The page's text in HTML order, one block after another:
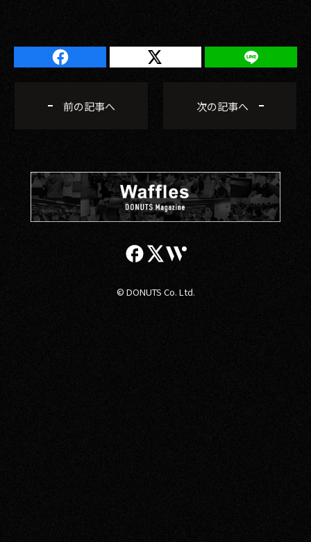
前の記事へ 次の記事へ
© DONUTS Co. Ltd.